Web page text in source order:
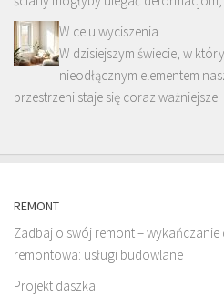
W celu wyciszenia
W dzisiejszym świecie, w
nieodłącznym elementem
przestrzeni staje się coraz
REMONT
Zadbaj o swój remont –
remontowa: usługi budowlane
Projekt daszka